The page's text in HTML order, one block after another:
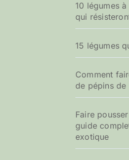
10 légumes
qui
15 légumes
Comment
de pépins de
Faire
guide
exotique